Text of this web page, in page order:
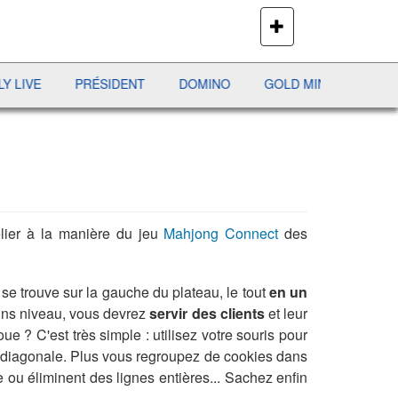
PLUS
DE
JEUX
PRÉSIDENT DOMINO GOLD MINE AVIATOR
à la manière du jeu Mahjong Connect des
trouve sur la gauche du plateau, le touten un
niveau, vous devrezservir des clientset leur
? C'est très simple : utilisez votre souris pour
Plus vous regroupez de cookies dans
éliminent des lignes entières... Sachez enfin